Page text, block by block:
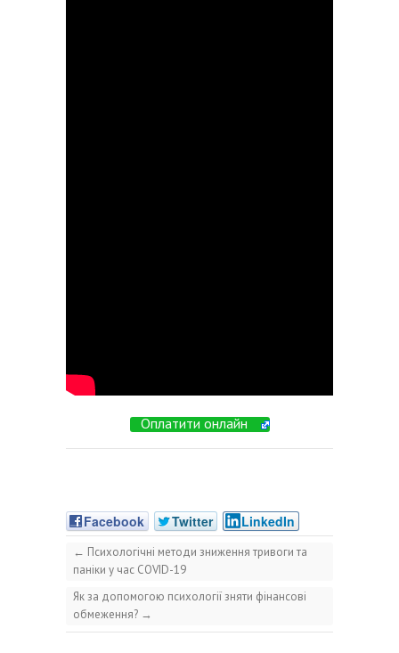
Оплатити онлайн
Facebook Twitter LinkedIn
← Психологічні методи зниження тривоги та
паніки у час COVID-19
Як за допомогою психології зняти фінансові
обмеження? →